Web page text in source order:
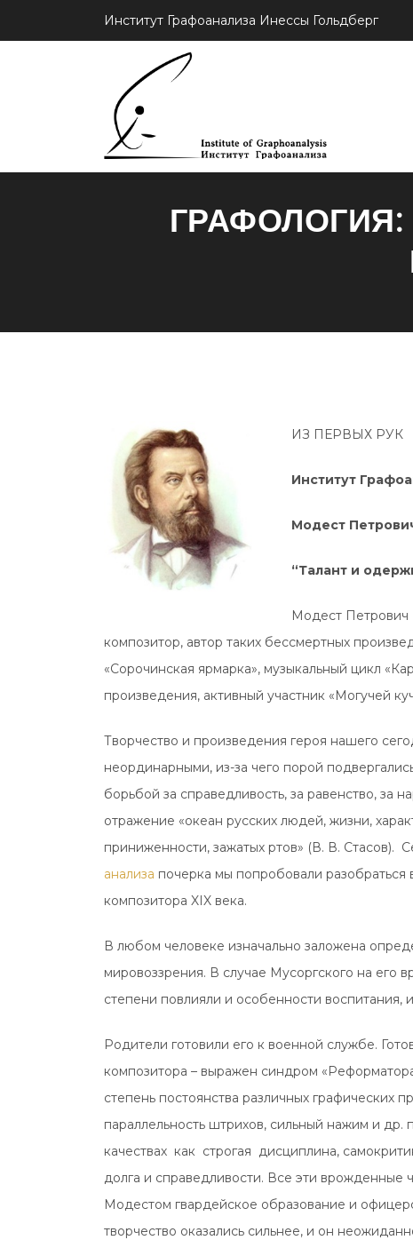
Институт Графоанализа Инессы Гольдберг
ИЗ ПЕРВЫХ РУК
Институт
Модест
“Талант и
Модест Петрович
композитор, автор таких бессмертных
«Сорочинская ярмарка», музыкальный цикл
произведения, активный участник «Могучей
Творчество и произведения героя нашего
неординарными, из-за чего порой
борьбой за справедливость, за равенство, за
отражение «океан русских людей, жизни,
приниженности, зажатых ртов» (В. В. Стасов).
анализа почерка мы попробовали разобраться
композитора XIX века.
В любом человеке изначально заложена
мировоззрения. В случае Мусоргского на
степени повлияли и особенности воспитания,
Родители готовили его к военной службе.
композитора – выражен синдром
степень постоянства различных графических
параллельность штрихов, сильный нажим и др.
качествах как строгая дисциплина,
долга и справедливости. Все эти врожденные
Модестом гвардейское образование и
творчество оказались сильнее, и он